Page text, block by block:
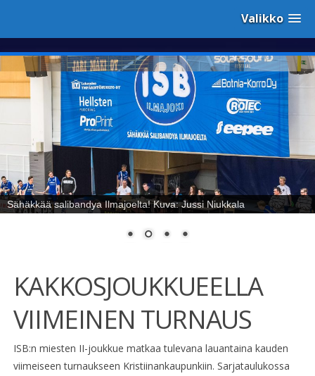
Valikko
Sähäkkää salibandya Ilmajoelta! Kuva: Jussi Niukkala
KAKKOSJOUKKUEELLA
VIIMEINEN TURNAUS
ISB:n miesten II-joukkue matkaa tulevana lauantaina kauden
viimeiseen turnaukseen Kristiinankaupunkiin. Sarjataulukossa